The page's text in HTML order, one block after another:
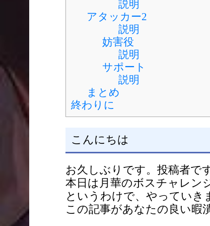
説明
アタッカー2
説明
妨害役
説明
サポート
説明
まとめ
終わりに
こんにちは
お久しぶりです。投稿者です
本日は月華のボスチャレン
というわけで、やっていき
この記事があなたの良い暇